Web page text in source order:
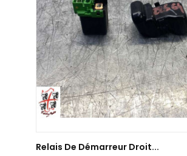
Relais De Démarreur Droit...